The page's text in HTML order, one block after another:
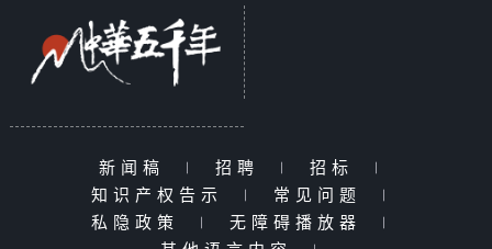
新闻稿 | 招聘 | 招标
|
知识产权告示
| 常见问题
|
私隐政策
| 无障碍播放器
|